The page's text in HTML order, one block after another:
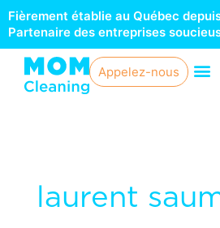
Aller
au
contenu
Fièrement établie au Québec
Partenaire des entreprises
Appelez-nous
laurent